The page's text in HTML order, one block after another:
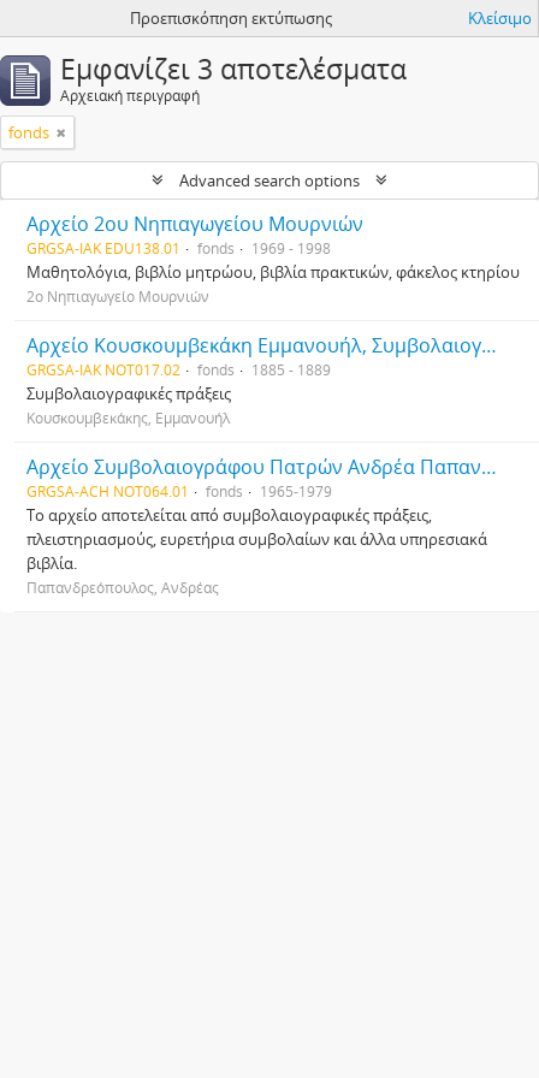
Προεπισκόπηση εκτύπωσης Κλείσιμο
Εμφανίζει 3 αποτελέσματα
Αρχειακή περιγραφή
fonds
Advanced search options
Αρχείο 2ου Νηπιαγωγείου Μουρνιών
GRGSA-IAK EDU138.01 fonds 1969 - 1998
Μαθητολόγια, βιβλίο μητρώου, βιβλία πρακτικών, φάκελος κτηρίου
2ο Νηπιαγωγείο Μουρνιών
Αρχείο Κουσκουμβεκάκη Εμμανουήλ, Συμβολαιογράφου
GRGSA-IAK NOT017.02 fonds 1885 - 1889
Συμβολαιογραφικές πράξεις
Κουσκουμβεκάκης, Εμμανουήλ
Αρχείο Συμβολαιογράφου Πατρών Ανδρέα Παπανδρεόπουλου
GRGSA-ACH NOT064.01 fonds 1965-1979
Το αρχείο αποτελείται από συμβολαιογραφικές πράξεις,
πλειστηριασμούς, ευρετήρια συμβολαίων και άλλα υπηρεσιακά
βιβλία.
Παπανδρεόπουλος, Ανδρέας